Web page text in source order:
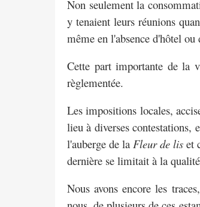
Non seulement la
y tenaient leurs réunions
même en l'absence d'hôtel
Cette part importante de la
règlementée.
Les impositions locales,
lieu à diverses contestations,
l'auberge de la Fleur de lis et
dernière se limitait à la
Nous avons encore les